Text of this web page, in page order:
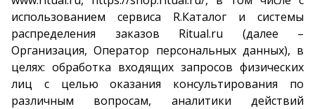
использованием сервиса R.Каталог и системы
распределения заказов Ritual.ru (далее –
Организация, Оператор персональных данных), в
целях: обработка входящих запросов физических
лиц с целью оказания консультирования по
различным вопросам, аналитики действий